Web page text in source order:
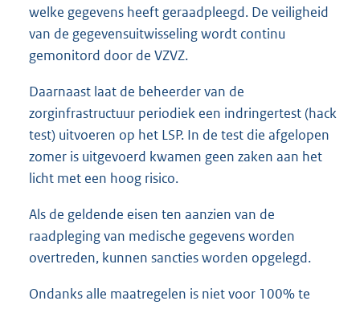
welke gegevens heeft geraadpleegd. De veiligheid
van de gegevensuitwisseling wordt continu
gemonitord door de VZVZ.
Daarnaast laat de beheerder van de
zorginfrastructuur periodiek een indringertest (hack
test) uitvoeren op het LSP. In de test die afgelopen
zomer is uitgevoerd kwamen geen zaken aan het
licht met een hoog risico.
Als de geldende eisen ten aanzien van de
raadpleging van medische gegevens worden
overtreden, kunnen sancties worden opgelegd.
Ondanks alle maatregelen is niet voor 100% te